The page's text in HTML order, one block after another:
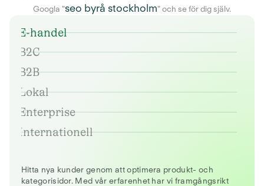
Googla "seo byrå stockholm" och se för dig själv.
E-handel
B2C
B2B
Lokal
Enterprise
Internationell
Hitta nya kunder genom att optimera produkt- och
kategorisidor. Med vår erfarenhet har vi framgångsrikt